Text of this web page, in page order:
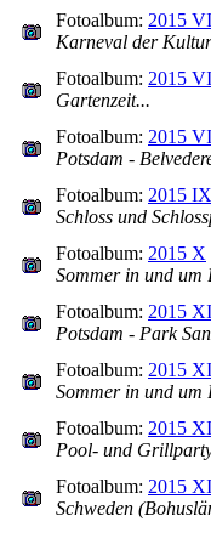
Fotoalbum: 2015 VI
Karneval der
Fotoalbum: 2015
Gartenzeit...
Fotoalbum: 2015
Potsdam -
Fotoalbum: 2015 IX
Schloss und
Fotoalbum: 2015 X
Sommer in und um
Fotoalbum: 2015 XI
Potsdam - Park
Fotoalbum: 2015
Sommer in und um
Fotoalbum: 2015
Pool- und
Fotoalbum: 2015
Schweden